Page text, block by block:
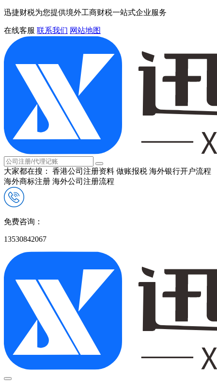
迅捷财税为您提供境外工商财税一站式企业服务
在线客服 联系我们 网站地图
大家都在搜： 香港公司注册资料 做账报税 海外银行开户流程
海外商标注册 海外公司注册流程
免费咨询：
13530842067